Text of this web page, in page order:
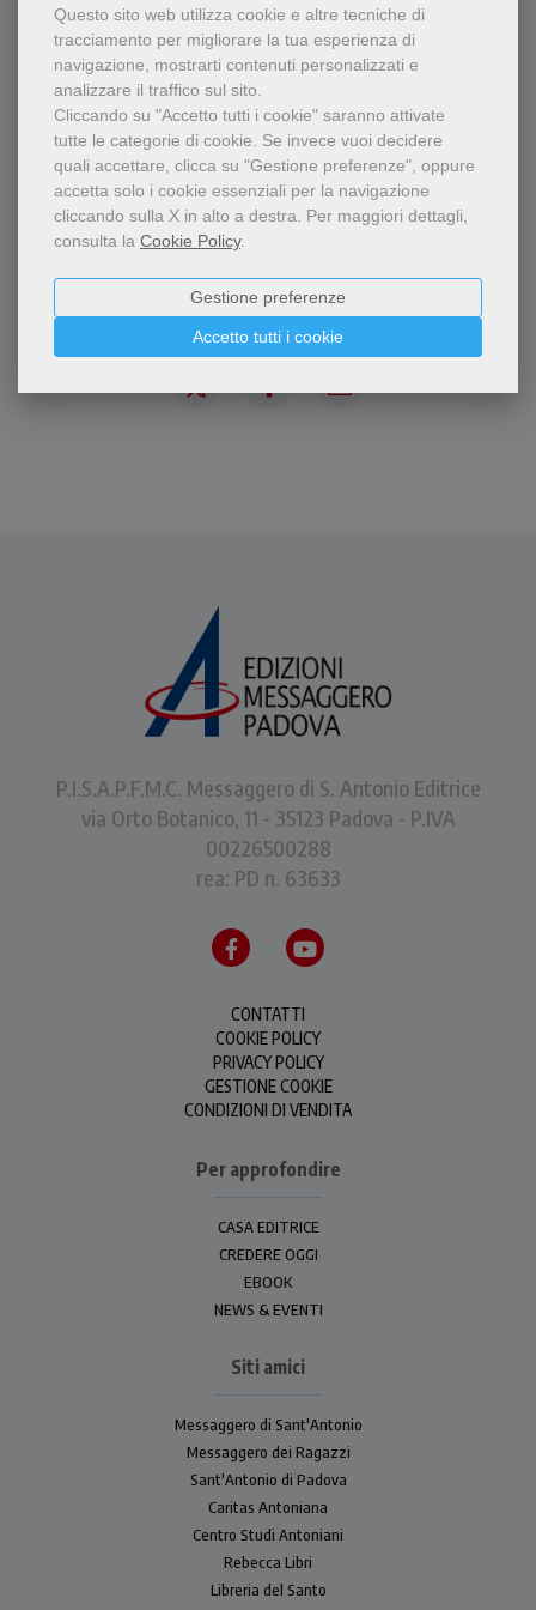
Questo sito web utilizza cookie e altre tecniche di
tracciamento per migliorare la tua esperienza di
navigazione, mostrarti contenuti personalizzati e
analizzare il traffico sul sito.
Cliccando su "Accetto tutti i cookie" saranno attivate
tutte le categorie di cookie. Se invece vuoi decidere
quali accettare, clicca su "Gestione preferenze", oppure
accetta solo i cookie essenziali per la navigazione
cliccando sulla X in alto a destra. Per maggiori dettagli,
consulta la Cookie Policy.
Accetto tutti i cookie
Gestione preferenze
costituzione apostolica pastorale Gaudium et spes del concilio Vaticano
II. Dirige l'École Cathédrale, un luogo di formazione proposto dalla diocesi
CONTENUTI
Condividi
P.I.S.A.P.F.M.C. Messaggero di S. Antonio Editrice
via Orto Botanico, 11 - 35123 Padova - P.IVA
00226500288
rea: PD n. 63633
CONTATTI
COOKIE POLICY
PRIVACY POLICY
GESTIONE COOKIE
CONDIZIONI DI VENDITA
Per approfondire
CASA EDITRICE
CREDERE OGGI
EBOOK
NEWS & EVENTI
Siti amici
Messaggero di Sant'Antonio
Messaggero dei Ragazzi
Sant'Antonio di Padova
Caritas Antoniana
Centro Studi Antoniani
Rebecca Libri
Libreria del Santo